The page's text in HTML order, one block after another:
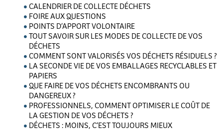
CALENDRIER DE COLLECTE DÉCHETS
FOIRE AUX QUESTIONS
POINTS D’APPORT VOLONTAIRE
TOUT SAVOIR SUR LES MODES DE COLLECTE DE VOS
DÉCHETS
COMMENT SONT VALORISÉS VOS DÉCHETS RÉSIDUELS ?
LA SECONDE VIE DE VOS EMBALLAGES RECYCLABLES ET
PAPIERS
QUE FAIRE DE VOS DÉCHETS ENCOMBRANTS OU
DANGEREUX ?
PROFESSIONNELS, COMMENT OPTIMISER LE COÛT DE
LA GESTION DE VOS DÉCHETS ?
DÉCHETS : MOINS, C’EST TOUJOURS MIEUX